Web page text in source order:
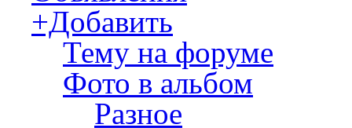
+Добавить
Тему на форуме
Фото в альбом
Разное